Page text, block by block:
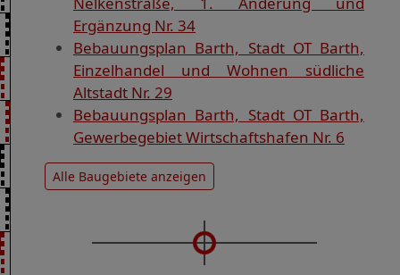
Ergänzung Nr. 34
Bebauungsplan Barth, Stadt OT Barth,
Einzelhandel und Wohnen südliche
Altstadt Nr. 29
Bebauungsplan Barth, Stadt OT Barth,
Gewerbegebiet Wirtschaftshafen Nr. 6
Alle Baugebiete anzeigen